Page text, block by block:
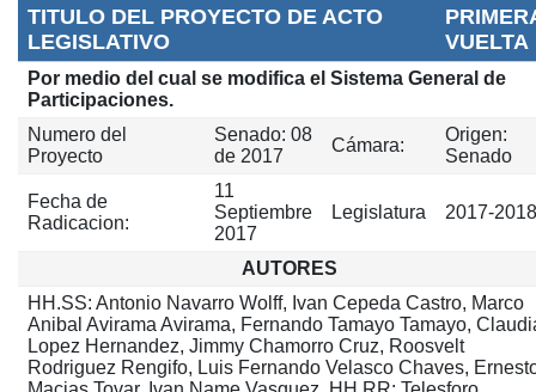
TITULO DEL PROYECTO DE ACTO
LEGISLATIVO
VUELTA
Por medio del cual se modifica el Sistema General de
Participaciones.
Numero del
Proyecto
Senado: 08
de 2017
Cámara:
Origen:
Senado
Fecha de
Radicacion:
11
Septiembre
2017
Legislatura 2017-2018
AUTORES
HH.SS: Antonio Navarro Wolff, Ivan Cepeda Castro, Marco
Anibal Avirama Avirama, Fernando Tamayo Tamayo,
Lopez Hernandez, Jimmy Chamorro Cruz, Roosvelt
Rodriguez Rengifo, Luis Fernando Velasco Chaves,